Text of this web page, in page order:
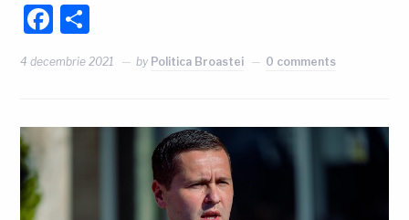
Facebook
4 decembrie 2021 by Politica Broastei 0 comments